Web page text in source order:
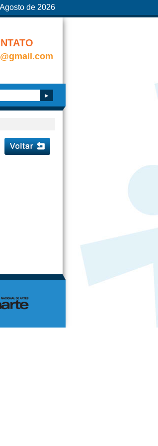
de 2026